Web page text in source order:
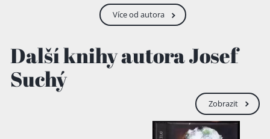
získal se Slavií Praha.
Více od autora
Další knihy autora Josef
Suchý
Zobrazit